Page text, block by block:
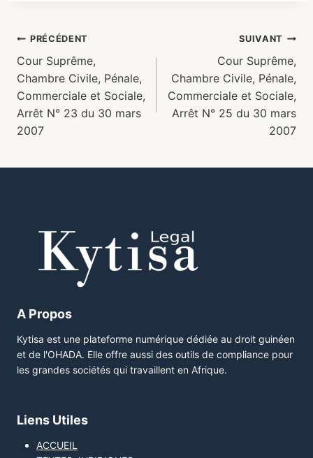
PRÉCÉDENT
Cour Suprême,
Chambre Civile, Pénale,
Commerciale et Sociale,
Arrêt N° 23 du 30 mars
2007
SUIVANT
Cour Suprême,
Chambre Civile, Pénale,
Commerciale et Sociale,
Arrêt N° 25 du 30 mars
2007
A Propos
Kytisa est une plateforme numérique dédiée au droit guinéen
et de l'OHADA. Elle offre aussi des outils de compliance pour
les grandes sociétés qui travaillent en Afrique.
Liens Utiles
ACCUEIL